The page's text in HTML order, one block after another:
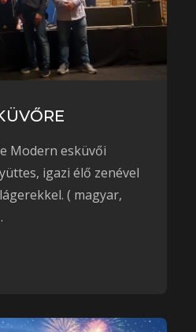
Modern esküvői
igazi élő zenével
( magyar,